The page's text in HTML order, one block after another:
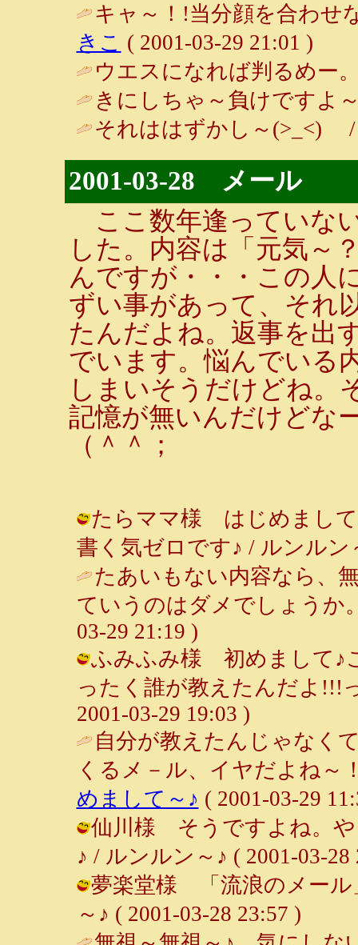
キャ～！!当分顔を合わせ
きこ ( 2001-03-29 21:01 )
ウエスになれば判るめー
きにしちゃ～負けですよ
それははずかし～(>_<)
2001-03-28 メール
ここ数年逢っていな
した。内容は「元気～
んですが・・・この人
ずい事があって、それ
たんだよね。返事を出
でいます。悩んでいる
しまいそうだけどね。
記憶が無いんだけどな
（＾＾；
たらママ様 はじめまして
書く気ゼロです♪ / ルンルン
たあいもない内容なら、
ていうのはダメでしょうか
03-29 21:19 )
ふみふみ様 初めまして♪
ったく誰が教えたんだよ!!!
2001-03-29 19:03 )
自分が教えたんじゃなく
くるメ－ル、イヤだよね～
めまして～♪ ( 2001-03-29
仙川様 そうですよね。や
♪ / ルンルン～♪ ( 2001-03-28
夢楽堂様 「流浪のメール
～♪ ( 2001-03-28 23:57 )